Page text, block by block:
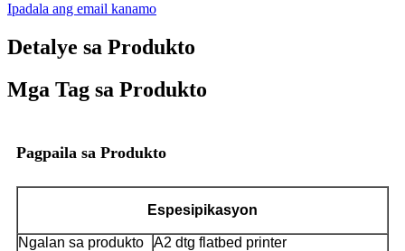
Ipadala ang email kanamo
Detalye sa Produkto
Mga Tag sa Produkto
Pagpaila sa Produkto
Espesipikasyon
Ngalan sa produkto
A2 dtg flatbed printer